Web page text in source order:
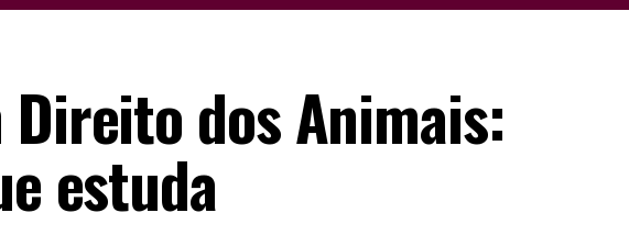
dos Animais:
estuda